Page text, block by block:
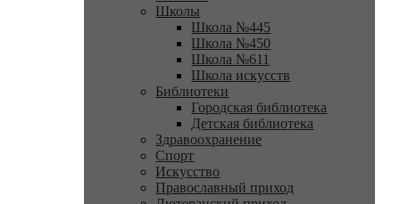
Школы
Школа №445
Школа №450
Школа №611
Школа искусств
Библиотеки
Городская библиотека
Детская библиотека
Здравоохранение
Спорт
Искусство
Православный приход